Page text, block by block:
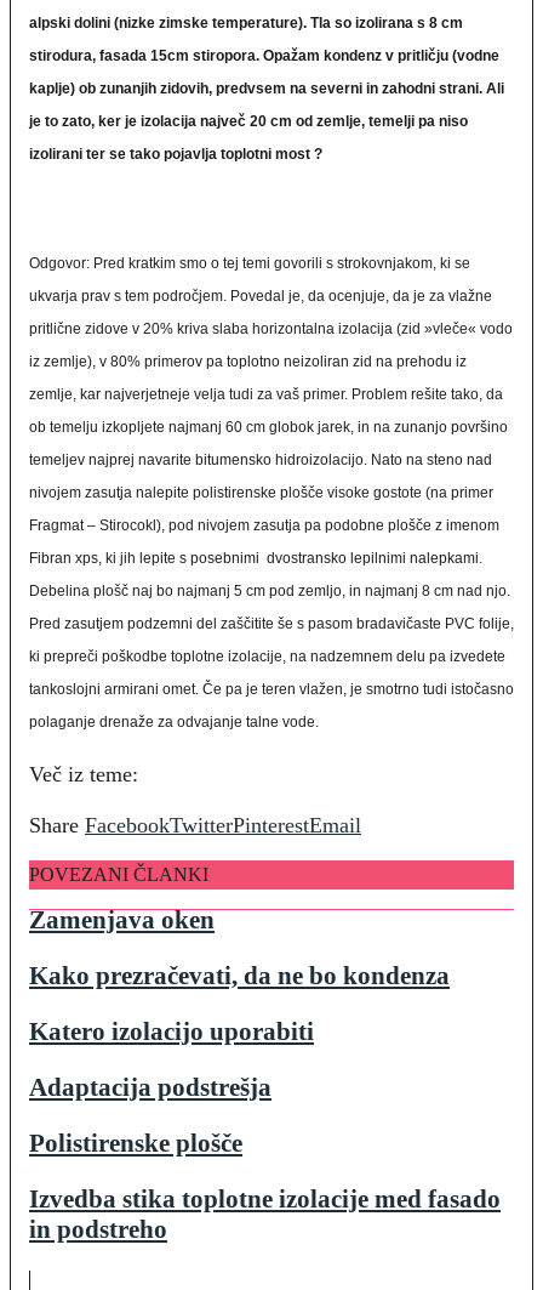
alpski dolini (nizke zimske temperature). Tla so izolirana s 8 cm
stirodura, fasada 15cm stiropora. Opažam kondenz v pritličju (vodne
kaplje) ob zunanjih zidovih, predvsem na severni in zahodni strani. Ali
je to zato, ker je izolacija največ 20 cm od zemlje, temelji pa niso
izolirani ter se tako pojavlja toplotni most ?
Odgovor: Pred kratkim smo o tej temi govorili s strokovnjakom, ki se
ukvarja prav s tem področjem. Povedal je, da ocenjuje, da je za vlažne
pritlične zidove v 20% kriva slaba horizontalna izolacija (zid »vleče« vodo
iz zemlje), v 80% primerov pa toplotno neizoliran zid na prehodu iz
zemlje, kar najverjetneje velja tudi za vaš primer. Problem rešite tako, da
ob temelju izkopljete najmanj 60 cm globok jarek, in na zunanjo površino
temeljev najprej navarite bitumensko hidroizolacijo. Nato na steno nad
nivojem zasutja nalepite polistirenske plošče visoke gostote (na primer
Fragmat – Stirocokl), pod nivojem zasutja pa podobne plošče z imenom
Fibran xps, ki jih lepite s posebnimi dvostransko lepilnimi nalepkami.
Debelina plošč naj bo najmanj 5 cm pod zemljo, in najmanj 8 cm nad njo.
Pred zasutjem podzemni del zaščitite še s pasom bradavičaste PVC folije,
ki prepreči poškodbe toplotne izolacije, na nadzemnem delu pa izvedete
tankoslojni armirani omet. Če pa je teren vlažen, je smotrno tudi istočasno
polaganje drenaže za odvajanje talne vode.
Več iz teme:
Share FacebookTwitterPinterestEmail
POVEZANI ČLANKI
Zamenjava oken
Kako prezračevati, da ne bo kondenza
Katero izolacijo uporabiti
Adaptacija podstrešja
Polistirenske plošče
Izvedba stika toplotne izolacije med fasado
in podstreho